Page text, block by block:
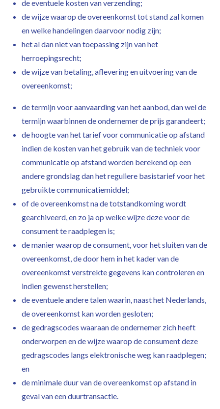
de eventuele kosten van verzending;
de wijze waarop de overeenkomst tot stand zal komen
en welke handelingen daarvoor nodig zijn;
het al dan niet van toepassing zijn van het
herroepingsrecht;
de wijze van betaling, aflevering en uitvoering van de
overeenkomst;
de termijn voor aanvaarding van het aanbod, dan wel de
termijn waarbinnen de ondernemer de prijs garandeert;
de hoogte van het tarief voor communicatie op afstand
indien de kosten van het gebruik van de techniek voor
communicatie op afstand worden berekend op een
andere grondslag dan het reguliere basistarief voor het
gebruikte communicatiemiddel;
of de overeenkomst na de totstandkoming wordt
gearchiveerd, en zo ja op welke wijze deze voor de
consument te raadplegen is;
de manier waarop de consument, voor het sluiten van de
overeenkomst, de door hem in het kader van de
overeenkomst verstrekte gegevens kan controleren en
indien gewenst herstellen;
de eventuele andere talen waarin, naast het Nederlands,
de overeenkomst kan worden gesloten;
de gedragscodes waaraan de ondernemer zich heeft
onderworpen en de wijze waarop de consument deze
gedragscodes langs elektronische weg kan raadplegen;
en
de minimale duur van de overeenkomst op afstand in
geval van een duurtransactie.